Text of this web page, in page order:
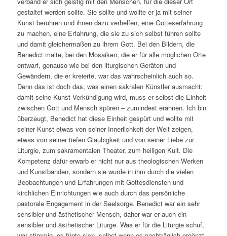
gestaltet werden sollte. Sie sollte und wollte er ja mit seiner
Kunst berühren und ihnen dazu verhelfen, eine Gotteserfahrung
zu machen, eine Erfahrung, die sie zu sich selbst führen sollte
und damit gleichermaßen zu ihrem Gott. Bei den Bildern, die
Benedict malte, bei den Mosaiken, die er für alle möglichen Orte
entwarf, genauso wie bei den liturgischen Geräten und
Gewändern, die er kreierte, war das wahrscheinlich auch so.
Denn das ist doch das, was einen sakralen Künstler ausmacht:
damit seine Kunst Verkündigung wird, muss er selbst die Einheit
zwischen Gott und Mensch spüren – zumindest erahnen. Ich bin
überzeugt, Benedict hat diese Einheit gespürt und wollte mit
seiner Kunst etwas von seiner Innerlichkeit der Welt zeigen,
etwas von seiner tiefen Gläubigkeit und von seiner Liebe zur
Liturgie, zum sakramentalen Theater, zum heiligen Kult. Die
Kompetenz dafür erwarb er nicht nur aus theologischen Werken
und Kunstbänden, sondern sie wurde in ihm durch die vielen
Beobachtungen und Erfahrungen mit Gottesdiensten und
kirchlichen Einrichtungen wie auch durch das persönliche
pastorale Engagement in der Seelsorge. Benedict war ein sehr
sensibler und ästhetischer Mensch, daher war er auch ein
sensibler und ästhetischer Liturge. Was er für die Liturgie schuf,